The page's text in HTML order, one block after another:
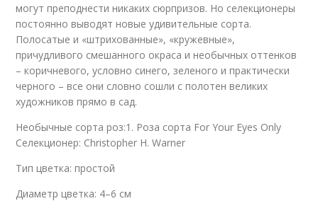
могут преподнести никаких сюрпризов. Но селекционеры
постоянно выводят новые удивительные сорта.
Полосатые и «штрихованные», «кружевные»,
причудливого смешанного окраса и необычных оттенков
– коричневого, условно синего, зеленого и практически
черного – все они словно сошли с полотен великих
художников прямо в сад.
Необычные сорта роз:1. Роза сорта For Your Eyes Only
Селекционер: Christopher H. Warner
Тип цветка: простой
Диаметр цветка: 4–6 см